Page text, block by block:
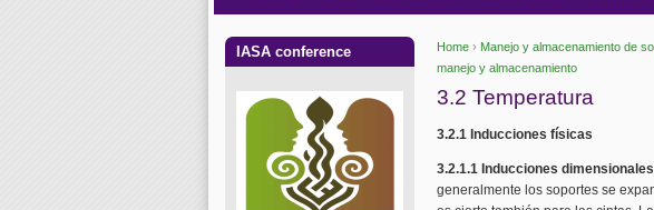
You are here
Home › Manejo y almacenamiento de
manejo y almacenamiento
3.2 Temperatura
3.2.1 Inducciones físicas
3.2.1.1 Inducciones
generalmente los soportes se
IASA conference